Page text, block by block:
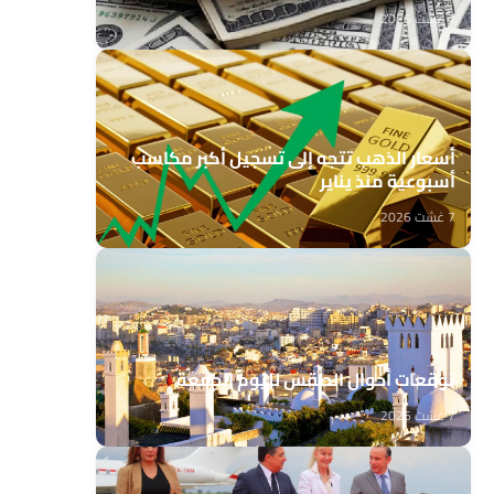
7 غشت 2026
أسعار الذهب تتجه إلى تسجيل أكبر مكاسب
أسبوعية منذ يناير
7 غشت 2026
توقعات أحوال الطقس لليوم الجمعة
7 غشت 2026